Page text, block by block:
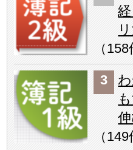
（158
（149